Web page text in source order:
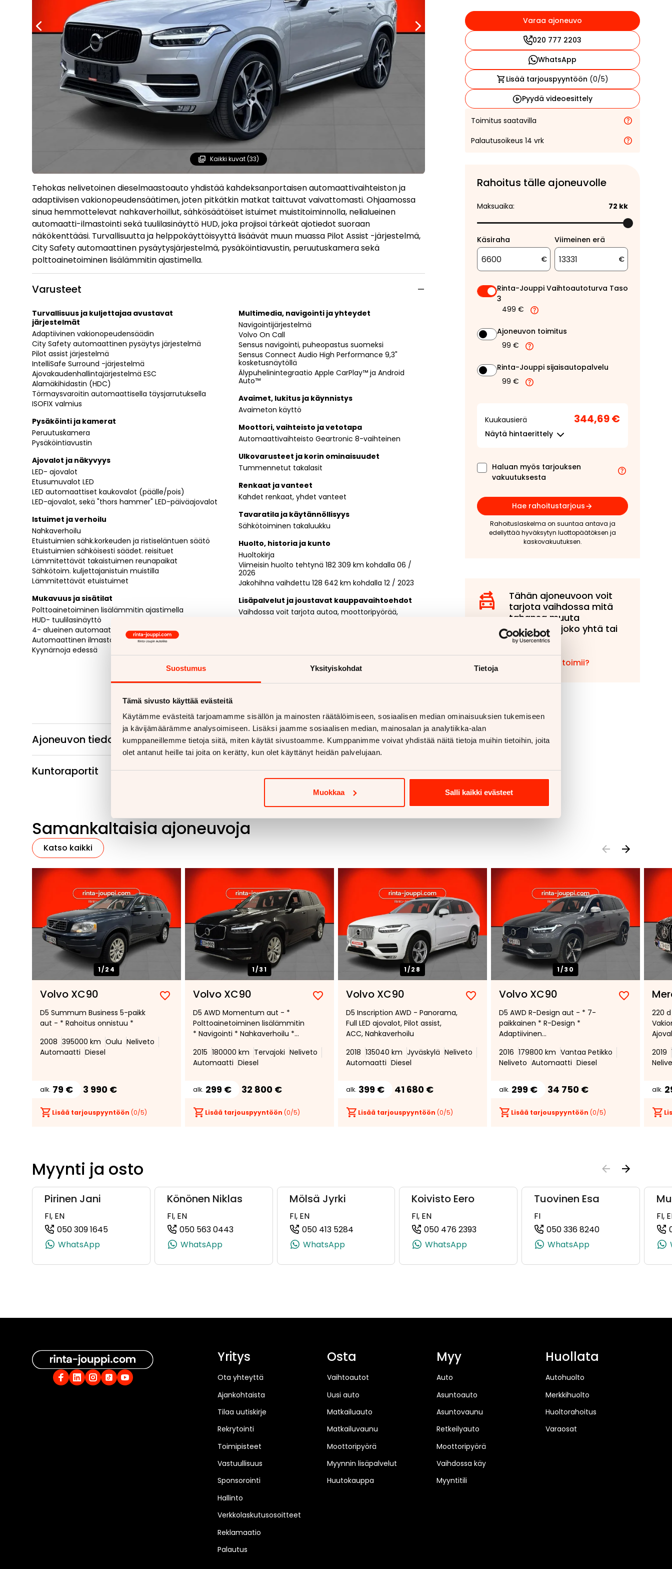
Suostumus Yksityiskohdat Tietoja
Tämä sivusto käyttää evästeitä
Käytämme evästeitä tarjoamamme sisällön ja mainosten räätälöimiseen, sosiaalisen median ominaisuuksien tukemiseen
ja kävijämäärämme analysoimiseen. Lisäksi jaamme sosiaalisen median, mainosalan ja analytiikka-alan
kumppaneillemme tietoja siitä, miten käytät sivustoamme. Kumppanimme voivat yhdistää näitä tietoja muihin tietoihin, joita
olet antanut heille tai joita on kerätty, kun olet käyttänyt heidän palvelujaan.
Muokkaa Salli kaikki evästeet
Kaikki kuvat (33)
Tehokas nelivetoinen dieselmaastoauto yhdistää kahdeksanportaisen automaattivaihteiston ja
adaptiivisen vakionopeudensäätimen, joten pitkätkin matkat taittuvat vaivattomasti. Ohjaamossa
sinua hemmottelevat nahkaverhoillut, sähkösäätöiset istuimet muistitoiminnolla, nelialueinen
automaatti-ilmastointi sekä tuulilasinäyttö HUD, joka projisoi tärkeät ajotiedot suoraan
näkökenttääsi. Turvallisuutta ja helppokäyttöisyyttä lisäävät muun muassa Pilot Assist -järjestelmä,
City Safety automaattinen pysäytysjärjestelmä, pysäköintiavustin, peruutuskamera sekä
polttoainetoiminen lisälämmitin ajastimella.
Varusteet
Turvallisuus ja kuljettajaa avustavat
järjestelmät
Adaptiivinen vakionopeudensäädin
City Safety automaattinen pysäytys järjestelmä
Pilot assist järjestelmä
IntelliSafe Surround -järjestelmä
Ajovakaudenhallintajärjestelmä ESC
Alamäkihidastin (HDC)
Törmaysvaroitin automaattisella täysjarrutuksella
ISOFIX valmius
Pysäköinti ja kamerat
Peruutuskamera
Pysäköintiavustin
Ajovalot ja näkyvyys
LED- ajovalot
Etusumuvalot LED
LED automaattiset kaukovalot (päälle/pois)
LED-ajovalot, sekä "thors hammer" LED-päiväajovalot
Istuimet ja verhoilu
Nahkaverhoilu
Etuistuimien sähk.korkeuden ja ristiseläntuen säätö
Etuistuimien sähköisesti säädet. reisituet
Lämmitettävät takaistuimen reunapaikat
Sähkötoim. kuljettajanistuin muistilla
Lämmitettävät etuistuimet
Mukavuus ja sisätilat
Polttoainetoiminen lisälämmitin ajastimella
HUD- tuulilasinäyttö
4- alueinen automaatti-ilmastointi
Automaattinen ilmastointi ECC
Kyynärnoja edessä
Multimedia, navigointi ja yhteydet
Navigointijärjestelmä
Volvo On Call
Sensus navigointi, puheopastus suomeksi
Sensus Connect Audio High Performance 9,3"
kosketusnäytöllä
Älypuhelinintegraatio Apple CarPlay™ ja Android
Auto™
Avaimet, lukitus ja käynnistys
Avaimeton käyttö
Moottori, vaihteisto ja vetotapa
Automaattivaihteisto Geartronic 8-vaihteinen
Ulkovarusteet ja korin ominaisuudet
Tummennetut takalasit
Renkaat ja vanteet
Kahdet renkaat, yhdet vanteet
Tavaratila ja käytännöllisyys
Sähkötoiminen takaluukku
Huolto, historia ja kunto
Huoltokirja
Viimeisin huolto tehtynä 182 309 km kohdalla 06 /
2026
Jakohihna vaihdettu 128 642 km kohdalla 12 / 2023
Lisäpalvelut ja joustavat kauppavaihtoehdot
Vaihdossa voit tarjota autoa, moottoripyörää,
matkailuajoneuvoa, traktoria tai mitä tahansa
Jyrki Mölsä050 413 5284
Ajoneuvon tiedot
Kuntoraportit
Varaa ajoneuvo
020 777 2203
WhatsApp
Lisää tarjouspyyntöön (0/5)
Pyydä videoesittely
Toimitus saatavilla
Palautusoikeus 14 vrk
Rahoitus tälle ajoneuvolle
Maksuaika: 72 kk
Käsiraha
€
Viimeinen erä
€
Rinta-Jouppi Vaihtoautoturva Taso
3
499 €
Ajoneuvon toimitus
99 €
Rinta-Jouppi sijaisautopalvelu
99 €
Kuukausierä 344,69 €
Näytä hintaerittely
Haluan myös tarjouksen
vakuutuksesta
Hae rahoitustarjous
Rahoituslaskelma on suuntaa antava ja
edellyttää hyväksytyn luottopäätöksen ja
kaskovakuutuksen.
Tähän ajoneuvoon voit
tarjota vaihdossa mitä
tahansa muuta
ajoneuvoa, joko yhtä tai
useampaa!
Miten vaihto toimii?
Samankaltaisia ajoneuvoja
Katso kaikki
1/24
Volvo XC90
Lisää
suosikiksi
Poista
suosikeista
D5 Summum Business 5-paikk
aut - * Rahoitus onnistuu *
2008 395000 km Oulu Neliveto
Automaatti Diesel
alk. 79 € 3 990 €
Lisää tarjouspyyntöön (0/5)
1/31
Volvo XC90
Lisää
suosikiksi
Poista
suosikeista
D5 AWD Momentum aut - *
Polttoainetoiminen lisälämmitin
* Navigointi * Nahkaverhoilu *
takaluukku * Tutkat *
2015 180000 km Tervajoki Neliveto
Automaatti Diesel
alk. 299 € 32 800 €
Lisää tarjouspyyntöön (0/5)
1/28
Volvo XC90
Lisää
suosikiksi
Poista
suosikeista
D5 Inscription AWD - Panorama,
Full LED ajovalot, Pilot assist,
ACC, Nahkaverhoilu
2018 135040 km Jyväskylä Neliveto
Automaatti Diesel
alk. 399 € 41 680 €
Lisää tarjouspyyntöön (0/5)
1/30
Volvo XC90
Lisää
suosikiksi
Poista
D5 AWD R-Design aut - * 7-
paikkainen * R-Design *
Adaptiivinen
Assist * Ilma-alusta *
Katveavustin * Muistipenkit *
2016 179800 km Vantaa Petikko
Neliveto Automaatti Diesel
alk. 299 € 34 750 €
Lisää tarjouspyyntöön (0/5)
220
2019
alk.
Myynti ja osto
Pirinen Jani
FI, EN
050 309 1645
(+358503091645, 0503091645, +358 50 309 1645)
WhatsApp
Könönen Niklas
FI, EN
050 563 0443
(+358505630443, 0505630443, +358 50 563 0443)
WhatsApp
Mölsä Jyrki
FI, EN
050 413 5284
(+358504135284, 0504135284, +358 50 413 5284)
WhatsApp
Koivisto Eero
FI, EN
050 476 2393
(+358504762393, 0504762393, +358 50 476 2393)
WhatsApp
Tuovinen Esa
FI
050 336 8240
WhatsApp
FI,
Yritys
Ota yhteyttä
Ajankohtaista
Tilaa uutiskirje
Rekrytointi
Toimipisteet
Vastuullisuus
Sponsorointi
Hallinto
Verkkolaskutusosoitteet
Reklamaatio
Palautus
Osta
Vaihtoautot
Uusi auto
Matkailuauto
Matkailuvaunu
Moottoripyörä
Myynnin lisäpalvelut
Huutokauppa
Myy
Auto
Asuntoauto
Asuntovaunu
Retkeilyauto
Moottoripyörä
Vaihdossa käy
Myyntitili
Huollata
Autohuolto
Merkkihuolto
Huoltorahoitus
Varaosat